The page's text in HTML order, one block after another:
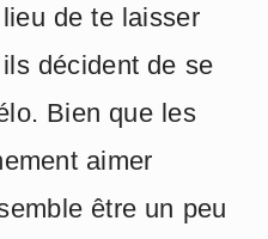
de te laisser
décident de se
Bien que les
aimer
être un peu